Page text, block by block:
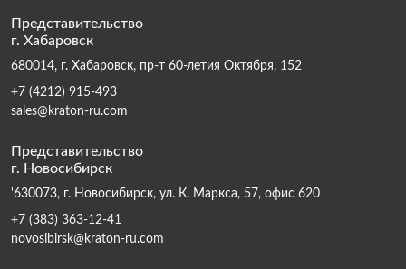
Представительство
г. Хабаровск
680014, г. Хабаровск, пр-т 60-летия Октября, 152
+7 (4212) 915-493
sales@kraton-ru.com
Представительство
г. Новосибирск
'630073, г. Новосибирск, ул. К. Маркса, 57, офис 620
+7 (383) 363-12-41
novosibirsk@kraton-ru.com